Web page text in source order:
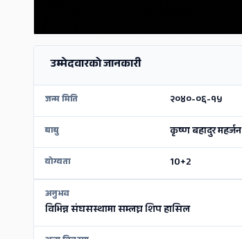
उम्मेदवारको जानकारी
जन्म मिति २०४०-०६-१५
बाबु कृष्ण बहादुर महर्जन
योग्यता 10+2
अनुभव
विभिन्न संघसस्थामा सम्लघ्न शिप हासिल